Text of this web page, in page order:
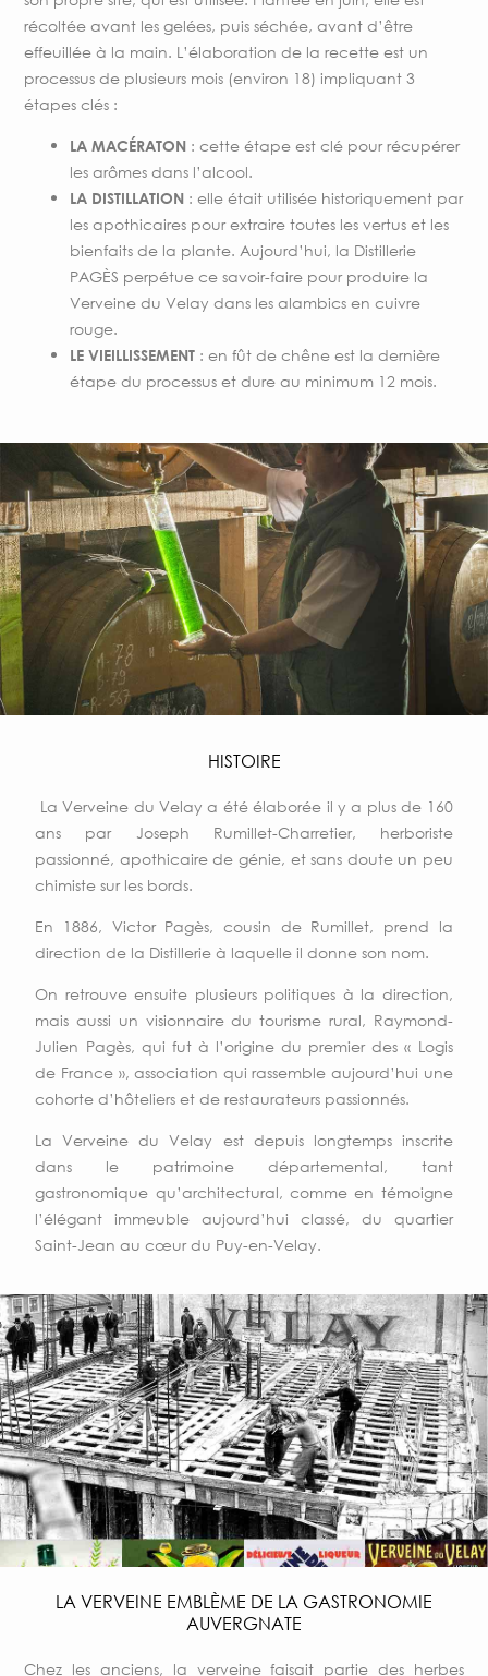
récoltée avant les gelées, puis séchée, avant d’être
effeuillée à la main. L’élaboration de la recette est un
processus de plusieurs mois (environ 18) impliquant 3
étapes clés :
LA MACÉRATON : cette étape est clé pour récupérer
les arômes dans l’alcool.
LA DISTILLATION : elle était utilisée historiquement par
les apothicaires pour extraire toutes les vertus et les
bienfaits de la plante. Aujourd’hui, la Distillerie
PAGÈS perpétue ce savoir-faire pour produire la
Verveine du Velay dans les alambics en cuivre
rouge.
LE VIEILLISSEMENT : en fût de chêne est la dernière
étape du processus et dure au minimum 12 mois.
HISTOIRE
La Verveine du Velay a été élaborée il y a plus de 160
ans par Joseph Rumillet-Charretier, herboriste
passionné, apothicaire de génie, et sans doute un peu
chimiste sur les bords.
En 1886, Victor Pagès, cousin de Rumillet, prend la
direction de la Distillerie à laquelle il donne son nom.
On retrouve ensuite plusieurs politiques à la direction,
mais aussi un visionnaire du tourisme rural, Raymond-
Julien Pagès, qui fut à l’origine du premier des « Logis
de France », association qui rassemble aujourd’hui une
cohorte d’hôteliers et de restaurateurs passionnés.
La Verveine du Velay est depuis longtemps inscrite
dans le patrimoine départemental, tant
gastronomique qu’architectural, comme en témoigne
l’élégant immeuble aujourd’hui classé, du quartier
Saint-Jean au cœur du Puy-en-Velay.
LA VERVEINE EMBLÈME DE LA GASTRONOMIE
AUVERGNATE
Chez les anciens, la verveine faisait partie des herbes